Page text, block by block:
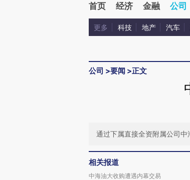
首页 经济 金融 公司
更多 科技 地产 汽车
公司 >要闻 >正文
通过下属直接全资附属公司
相关报道
中海油大收购遭遇内幕交易